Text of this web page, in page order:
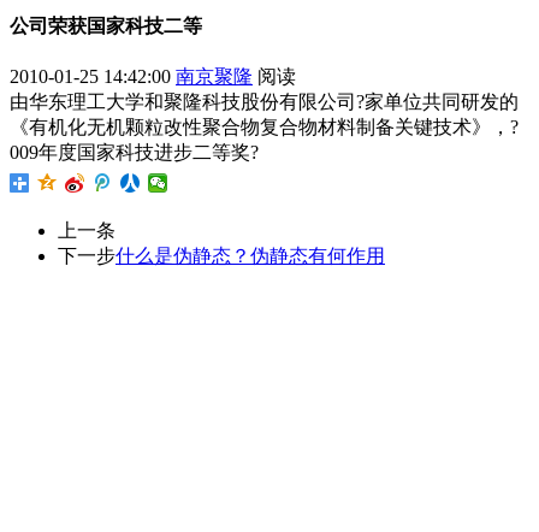
公司荣获国家科技二等
2010-01-25 14:42:00 南京聚隆 阅读
由华东理工大学和聚隆科技股份有限公司?家单位共同研发的
《有机化无机颗粒改性聚合物复合物材料制备关键技术》，?
009年度国家科技进步二等奖?
上一条
下一步什么是伪静态？伪静态有何作用